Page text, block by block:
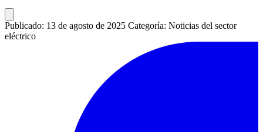
Publicado: 13 de agosto de 2025 Categoría: Noticias del sector
eléctrico